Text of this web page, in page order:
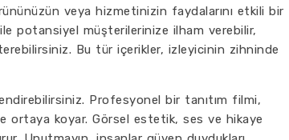
veya hizmetinizin faydalarını etkili bir
potansiyel müşterilerinize ilham verebilir,
Bu tür içerikler, izleyicinin zihninde
Profesyonel bir tanıtım filmi,
ortaya koyar. Görsel estetik, ses ve hikaye